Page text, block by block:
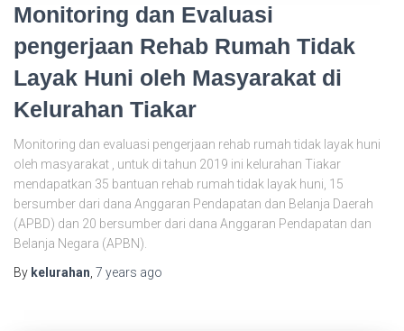
Monitoring dan Evaluasi
pengerjaan Rehab Rumah Tidak
Layak Huni oleh Masyarakat di
Kelurahan Tiakar
Monitoring dan evaluasi pengerjaan rehab rumah tidak layak huni
oleh masyarakat , untuk di tahun 2019 ini kelurahan Tiakar
mendapatkan 35 bantuan rehab rumah tidak layak huni, 15
bersumber dari dana Anggaran Pendapatan dan Belanja Daerah
(APBD) dan 20 bersumber dari dana Anggaran Pendapatan dan
Belanja Negara (APBN).
By kelurahan 7 years ago